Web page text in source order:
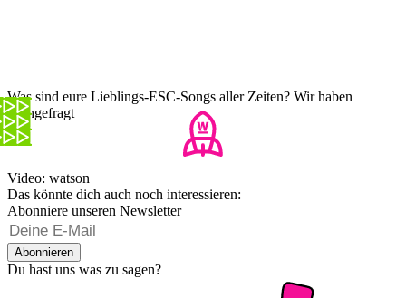
Was sind eure Lieblings-ESC-Songs aller Zeiten? Wir haben
nachgefragt
Video: watson
Das könnte dich auch noch interessieren:
Abonniere unseren Newsletter
Abonnieren
Du hast uns was zu sagen?